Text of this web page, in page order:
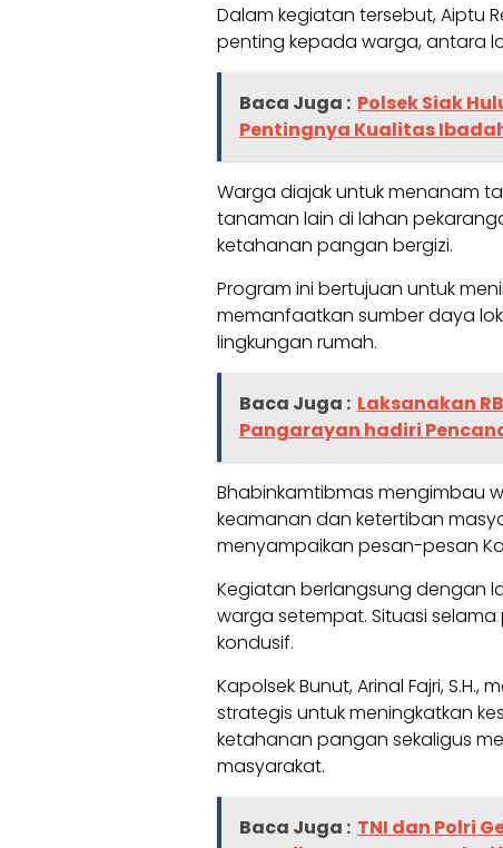
Dalam kegiatan tersebut, Aiptu
penting kepada warga, antara
Baca Juga : Polsek Siak
Pentingnya Kualitas
Warga diajak untuk menanam
tanaman lain di lahan
ketahanan pangan bergizi.
Program ini bertujuan untuk
memanfaatkan sumber daya
lingkungan rumah.
Baca Juga : Laksanakan
Pangarayan hadiri
Bhabinkamtibmas mengimbau
keamanan dan ketertiban
menyampaikan pesan-pesan
Kegiatan berlangsung dengan
warga setempat. Situasi
kondusif.
Kapolsek Bunut, Arinal Fajri,
strategis untuk meningkatkan
ketahanan pangan sekaligus
masyarakat.
Baca Juga : TNI dan Polri